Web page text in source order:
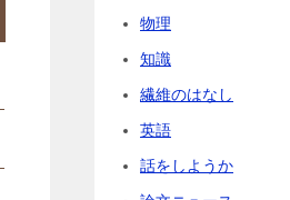
物理
知識
繊維のはなし
英語
話をしようか